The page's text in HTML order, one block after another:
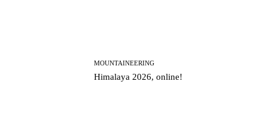
MOUNTAINEERING
Himalaya 2026, online!